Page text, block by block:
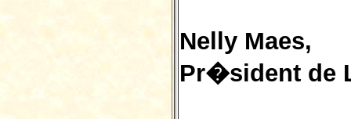
Nelly Maes,
Pr�sident de